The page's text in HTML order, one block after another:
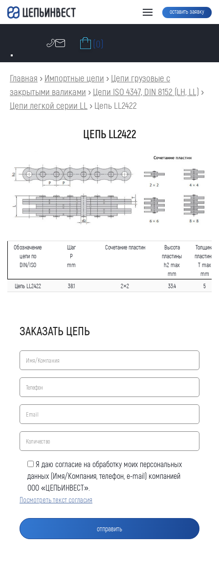
оставить заявку
(0)
Главная › Импортные цепи › Цепи грузовые с
закрытыми валиками › Цепи ISO 4347, DIN 8152 (LH, LL) ›
Цепи легкой серии LL › Цепь LL2422
ЦЕПЬ LL2422
Обозначение
цепи по
DIN/ISO
Шаг
P
mm
Сочетание пластин
Высота
пластины
h2 max
mm
Толщина
пластины
T max
mm
Цепь LL2422
38.1 2×2 33.4 5
ЗАКАЗАТЬ ЦЕПЬ
Я даю согласие на обработку моих персональных
данных (Имя/Компания, телефон, e-mail) компанией
ООО «ЦЕПЬИНВЕСТ».
Посмотреть текст согласия
Оставить заявку